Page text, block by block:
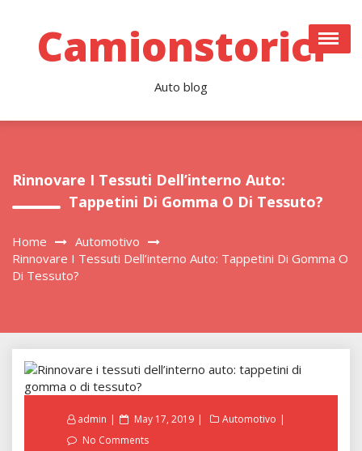
contentCamionstorici
Auto blog
Rinnovare I Tessuti Dell’interno Auto:
Tappetini Di Gomma O Di Tessuto?
Home
Automotivo
Rinnovare I Tessuti Dell’interno Auto: Tappetini Di Gomma O
Di Tessuto?
admin
Posted
May 17, 2019
Automotivo
No Comments